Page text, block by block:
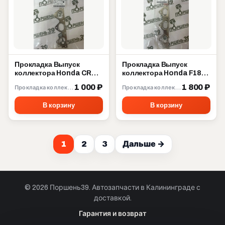
Прокладка Выпуск
коллектора Honda CRV
003
1 000 ₽
В корзину
Прокладка Выпуск
коллектора Honda F18A
004
1 800 ₽
В корзину
1 2 3 Дальше →
© 2026 Поршень39. Автозапчасти в Калининграде с
доставкой.
Гарантия и возврат
+7 901 390 0 390